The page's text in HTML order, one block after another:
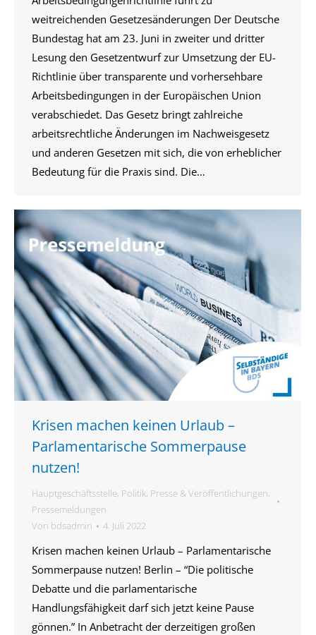
weitreichenden Gesetzesänderungen Der Deutsche
Bundestag hat am 23. Juni in zweiter und dritter
Lesung den Gesetzentwurf zur Umsetzung der EU-
Richtlinie über transparente und vorhersehbare
Arbeitsbedingungen in der Europäischen Union
verabschiedet. Das Gesetz bringt zahlreiche
arbeitsrechtliche Änderungen im Nachweisgesetz
und anderen Gesetzen mit sich, die von erheblicher
Bedeutung für die Praxis sind. Die…
Krisen machen keinen Urlaub –
Parlamentarische Sommerpause
nutzen!
Hauptgeschäftsstelle, Politik, Presse & Veröffentlichungen,
Pressemeldungen
Von bdsadmin 4. Juli 2022
Krisen machen keinen Urlaub – Parlamentarische
Sommerpause nutzen! Berlin – “Die politische
Debatte und die parlamentarische
Handlungsfähigkeit darf sich jetzt keine Pause
gönnen.” In Anbetracht der derzeitigen großen